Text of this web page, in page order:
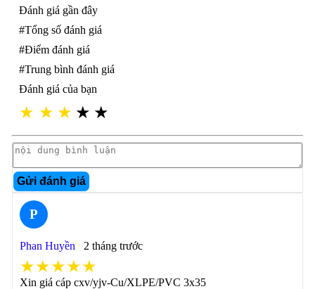
Đánh giá gần đây
#Tổng số đánh giá
#Điểm đánh giá
#Trung bình đánh giá
Đánh giá của bạn
★ ★ ★ ★ ★
Gửi đánh giá
P
Phan Huyền 2 tháng trước
★★★★★
Xin giá cáp cxv/yjv-Cu/XLPE/PVC 3x35